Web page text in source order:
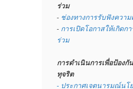
ร่วม
- ช่องทางการรับฟังควา
- การเปิดโอกาสให้เกิดก
ร่วม
การดำเนินการเพื่อป้องกั
ทุจริต
- ประกาศเจตนารมณ์นโ